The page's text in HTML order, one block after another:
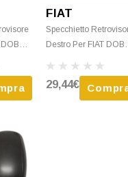
Nero,
FIAT
Specchietto
Destro Per FIAT
Termico C/Primer
Nuovo
29,44€